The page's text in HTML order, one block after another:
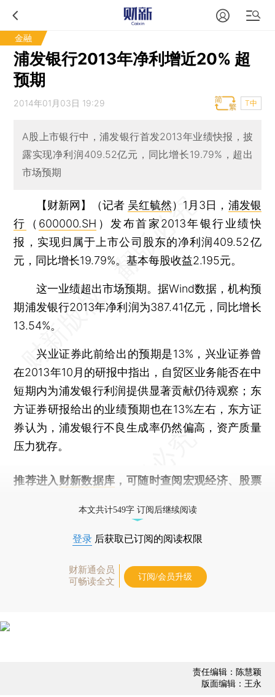
金融
浦发银行2013年净利增近20% 超
预期
2014年01月03日 19:29 T中
A股上市银行中，浦发银行首发2013年业绩快报，披
露实现净利润409.52亿元，同比增长19.79%，超出
市场预期
【财新网】（记者 吴红毓然） 1月3日， 浦发银
行
（ 600000.SH ）发布首家2013年银行业绩快
报，实现归属于上市公司股东的净利润409.52亿
元，同比增长19.79%。基本每股收益2.195元。
这一业绩超出市场预期。据Wind数据，机构预
期浦发银行2013年净利润为387.41亿元，同比增长
13.54%。
兴业证券此前给出的预期是13%，兴业证券曾
在2013年10月的研报中指出，自贸区业务能否在中
短期内为浦发银行利润提供显著贡献仍待观察；东
方证券研报给出的业绩预期也在13%左右，东方证
券认为，浦发银行不良生成率仍然偏高，资产质量
压力犹存。
推荐进入 财新数据库 ，可随时查阅宏观经济、股票
本文共计549字 订阅后继续阅读
登录 后获取已订阅的阅读权限
财新通会员
可畅读全文
订阅/会员升级
责任编辑：陈慧颖
版面编辑：王永